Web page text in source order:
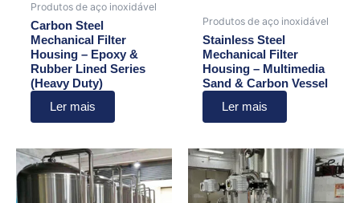
Produtos de aço inoxidável
Carbon Steel
Mechanical Filter
Housing – Epoxy &
Rubber Lined Series
(Heavy Duty)
Ler mais
Produtos de aço inoxidável
Stainless Steel
Mechanical Filter
Housing – Multimedia
Sand & Carbon Vessel
Ler mais